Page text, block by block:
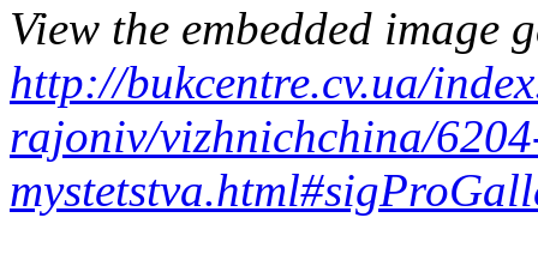
View the embedded image
http://bukcentre.cv.ua/
rajoniv/vizhnichchina/